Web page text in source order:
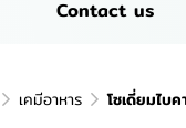
Contact us
เคมีอาหาร โซเดี่ยมไบ